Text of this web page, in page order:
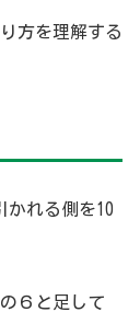
方を理解する
れる側を10
６と足して